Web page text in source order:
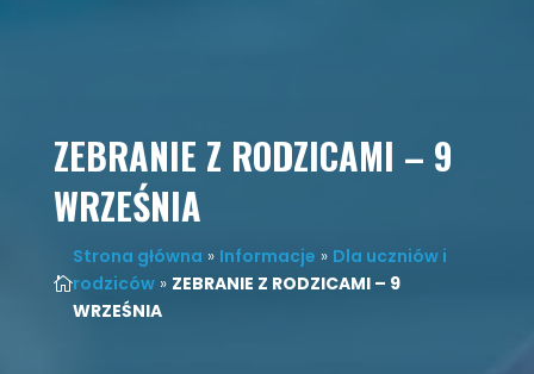
ZEBRANIE Z RODZICAMI – 9
WRZEŚNIA

Strona główna » Informacje » Dla uczniów i
rodziców » ZEBRANIE Z RODZICAMI – 9
WRZEŚNIA